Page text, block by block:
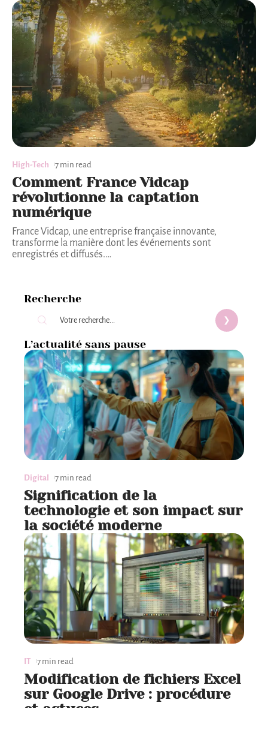
High-Tech 7 min read
Comment France Vidcap
révolutionne la captation
numérique
France Vidcap, une entreprise française innovante,
transforme la manière dont les événements sont
enregistrés et diffusés.…
Recherche
L’actualité sans pause
Digital 7 min read
Signification de la
technologie et son impact sur
la société moderne
IT 7 min read
Modification de fichiers Excel
sur Google Drive : procédure
et astuces